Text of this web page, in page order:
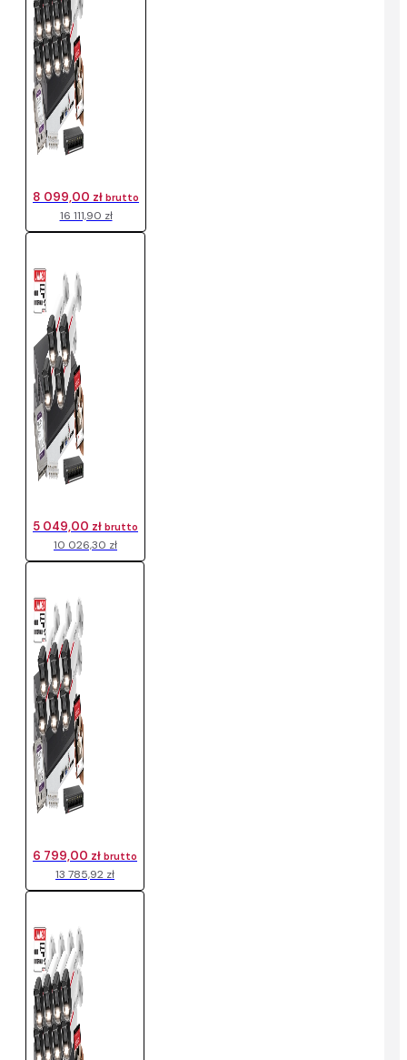
16 111,90 zł
8 099,00 zł brutto
10 026,30 zł
5 049,00 zł brutto
13 785,92 zł
6 799,00 zł brutto